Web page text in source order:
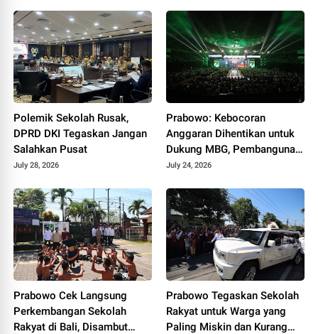
Polemik Sekolah Rusak,
DPRD DKI Tegaskan Jangan
Salahkan Pusat
July 28, 2026
Prabowo: Kebocoran
Anggaran Dihentikan untuk
Dukung MBG, Pembangunan
Jembatan, dan Rehabilitasi
July 24, 2026
Prabowo Cek Langsung
Perkembangan Sekolah
Rakyat di Bali, Disambut
Prabowo Tegaskan Sekolah
Rakyat untuk Warga yang
Paling Miskin dan Kurang